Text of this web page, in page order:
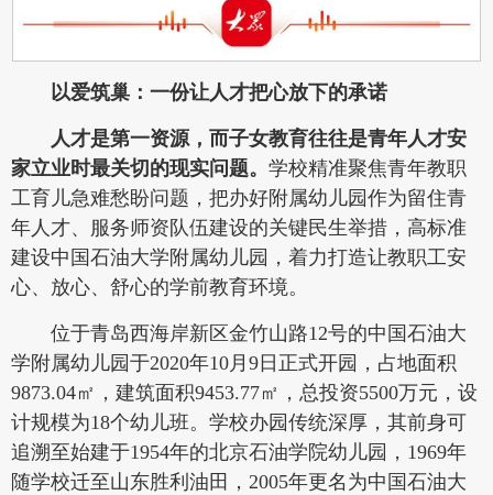
以爱筑巢：一份让人才把心放下的承诺
人才是第一资源，而子女教育往往是青年人才安
家立业时最关切的现实问题。 学校精准聚焦青年教职
工育儿急难愁盼问题，把办好附属幼儿园作为留住青
年人才、服务师资队伍建设的关键民生举措，高标准
建设中国石油大学附属幼儿园，着力打造让教职工安
心、放心、舒心的学前教育环境。
位于青岛西海岸新区金竹山路12号的中国石油大
学附属幼儿园于2020年10月9日正式开园，占地面积
9873.04㎡，建筑面积9453.77㎡，总投资5500万元，设
计规模为18个幼儿班。学校办园传统深厚，其前身可
追溯至始建于1954年的北京石油学院幼儿园，1969年
随学校迁至山东胜利油田，2005年更名为中国石油大